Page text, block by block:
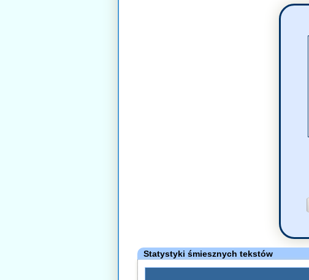
Statystyki śmiesznych tekstów